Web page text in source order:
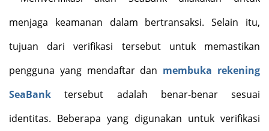
menjaga keamanan dalam bertransaksi. Selain itu,
tujuan dari verifikasi tersebut untuk memastikan
pengguna yang mendaftar dan membuka rekening
SeaBank tersebut adalah benar-benar sesuai
identitas. Beberapa yang digunakan untuk verifikasi